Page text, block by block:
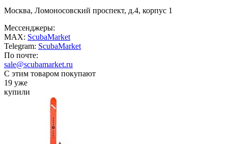
Москва, Ломоносовский проспект, д.4, корпус 1
Мессенджеры:
MAX: ScubaMarket
Telegram: ScubaMarket
По почте:
sale@scubamarket.ru
С этим товаром покупают
19 уже
купили